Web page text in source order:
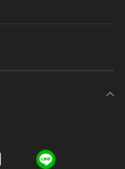
ちが発生したりしま
際にはご注意くださ
にお届けする商品と
異なる場合がござい